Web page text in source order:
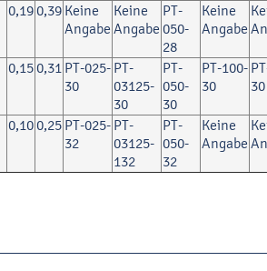
0,190,39 Keine
Angabe
Keine
Angabe
PT-
050-
28
Keine
Angabe
0,150,31 PT-025-
30
PT-
03125-
30
PT-
050-
30
PT-100-
30
30
0,100,25 PT-025-
32
PT-
03125-
132
PT-
050-
32
Keine
Angabe